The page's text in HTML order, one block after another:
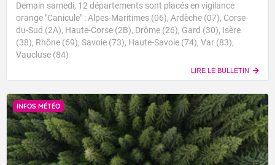
Demain samedi, 12 départements sont placés en vigilance
orange "Canicule" : Alpes-Maritimes (06), Ardèche (07), Corse-
du-Sud (2A), Haute-Corse (2B), Drôme (26), Gard (30), Isère
(38), Rhône (69), Savoie (73), Haute-Savoie (74), Var (83),
Vaucluse (84)
LIRE LE BULLETIN
INFOS MÉTÉO